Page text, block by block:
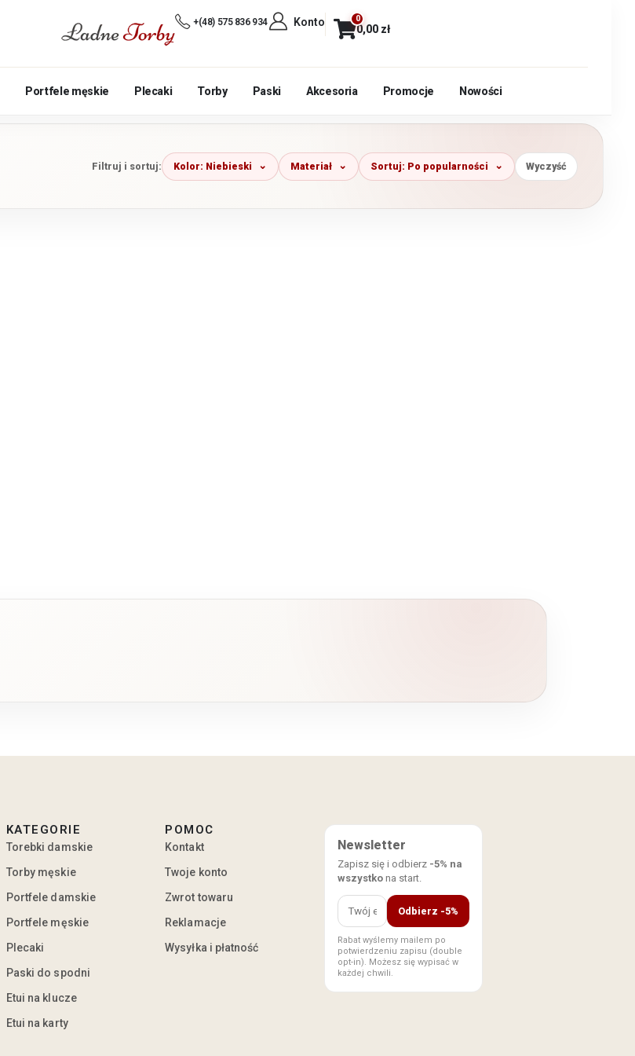
+(48) 575 836 934 Konto 0
0,00 zł
Portfele męskie Plecaki Torby Paski Akcesoria Promocje Nowości
Filtruj i sortuj: Kolor: Niebieski Materiał Sortuj: Po popularności Wyczyść
KATEGORIE
Torebki damskie
Torby męskie
Portfele damskie
Portfele męskie
Plecaki
Paski do spodni
Etui na klucze
Etui na karty
POMOC
Kontakt
Twoje konto
Zwrot towaru
Reklamacje
Wysyłka i płatność
Newsletter
Zapisz się i odbierz -5% na
wszystkona start.
Odbierz -5%
Rabat wyślemy mailem po
potwierdzeniu zapisu (double
opt-in). Możesz się wypisać w
każdej chwili.